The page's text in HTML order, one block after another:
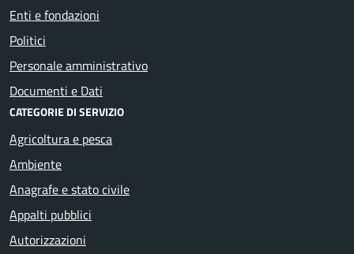
Enti e fondazioni
Politici
Personale amministrativo
Documenti e Dati
CATEGORIE DI SERVIZIO
Agricoltura e pesca
Ambiente
Anagrafe e stato civile
Appalti pubblici
Autorizzazioni